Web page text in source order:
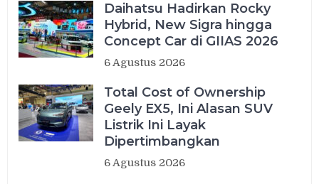
Daihatsu Hadirkan Rocky
Hybrid, New Sigra hingga
Concept Car di GIIAS 2026
6 Agustus 2026
Total Cost of Ownership
Geely EX5, Ini Alasan SUV
Listrik Ini Layak
Dipertimbangkan
6 Agustus 2026